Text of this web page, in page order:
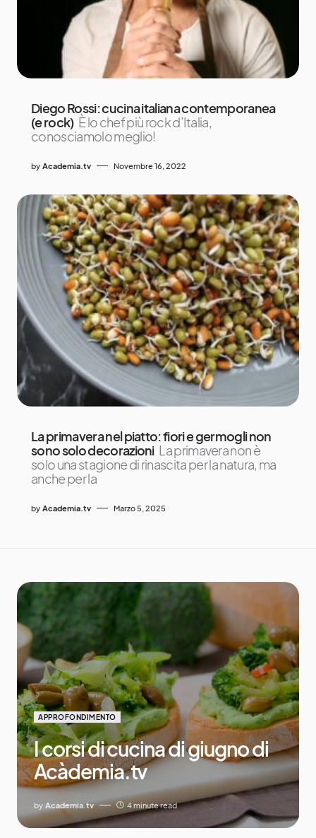
Diego Rossi: cucina italiana contemporanea
(e rock) È lo chef più rock d’Italia,
conosciamolo meglio!
by Academia.tv Novembre 16, 2022
La primavera nel piatto: fiori e germogli non
sono solo decorazioni La primavera non è
solo una stagione di rinascita per la natura, ma
anche per la
by Academia.tv Marzo 5, 2025
APPROFONDIMENTO
I corsi di cucina di giugno di
Acàdemia.tv
by Academia.tv 4 minute read